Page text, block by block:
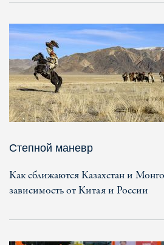
Степной маневр
Как сближаются Казахстан и
зависимость от Китая и России